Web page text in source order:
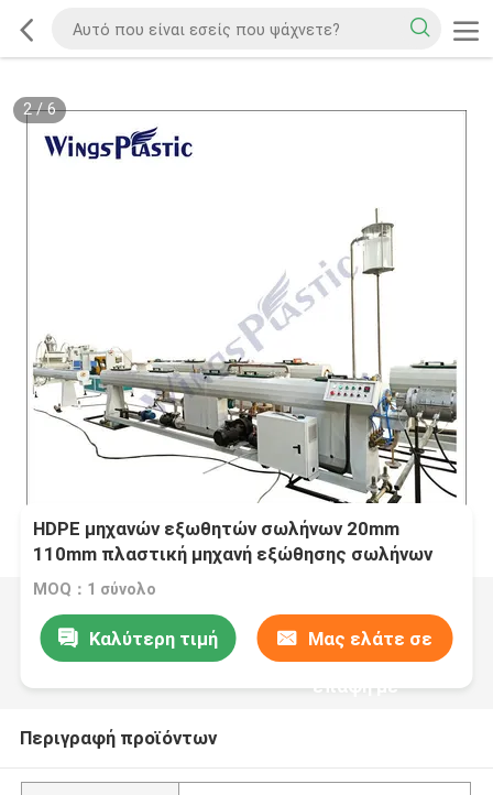
2/6
HDPE μηχανών εξωθητών σωλήνων 20mm
110mm πλαστική μηχανή εξώθησης σωλήνων
MOQ：1 σύνολο
Καλύτερη τιμή Μας ελάτε σε
επαφή με
Περιγραφή προϊόντων